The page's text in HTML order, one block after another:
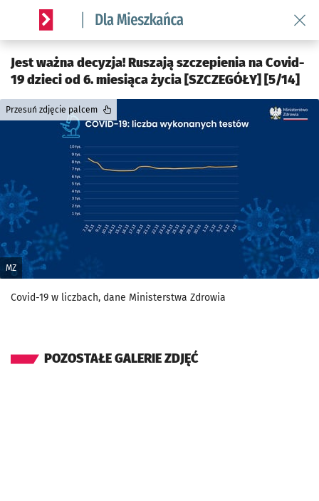
Serwis informacyjny wroclaw.pl podserwis: Dla mieszkańca
Jest ważna decyzja! Ruszają szczepienia na Covid-
19 dzieci od 6. miesiąca życia [SZCZEGÓŁY] [5/14]
MZ
Przesuń zdjęcie palcem
Covid-19 w liczbach, dane Ministerstwa Zdrowia
POZOSTAŁE GALERIE ZDJĘĆ